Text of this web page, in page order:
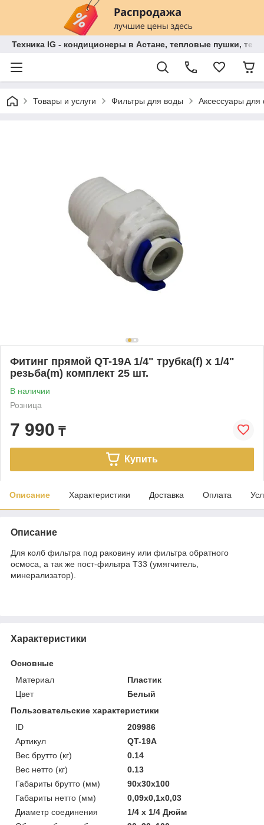
Техника IG - кондиционеры в Астане, тепловые пушки,
Товары и услуги Фильтры для воды Аксессуары для
Фитинг прямой QT-19A 1/4" трубка(f) x 1/4"
резьба(m) комплект 25 шт.
В наличии
Розница
7 990 ₸
Купить
Описание Характеристики Доставка Оплата
Описание
Для колб фильтра под раковину или фильтра обратного
осмоса, а так же пост-фильтра Т33 (умягчитель,
минерализатор).
Характеристики
Основные
Материал
Пластик
Цвет
Белый
Пользовательские характеристики
ID
209986
Артикул
QT-19A
Вес брутто (кг)
0.14
Вес нетто (кг)
0.13
Габариты брутто (мм)
90x30x100
Габариты нетто (мм)
0,09x0,1x0,03
Диаметр соединения
1/4 х 1/4 Дюйм